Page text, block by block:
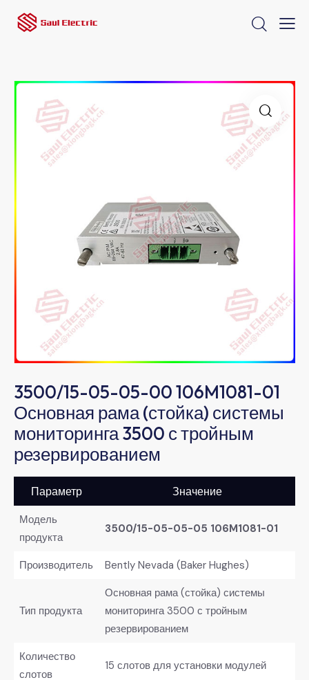
3500/15-05-05-00 106M1081-01
Основная рама (стойка) системы
мониторинга 3500 с тройным
резервированием
Параметр Значение
Модель
продукта
3500/15-05-05-05 106M1081-01
Производитель Bently Nevada (Baker Hughes)
Тип продукта
Основная рама (стойка) системы
мониторинга 3500 с тройным
резервированием
Количество
слотов
15 слотов для установки модулей